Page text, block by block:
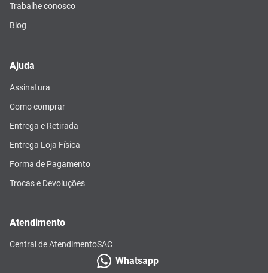
Trabalhe conosco
Blog
Ajuda
Assinatura
Como comprar
Entrega e Retirada
Entrega Loja Física
Forma de Pagamento
Trocas e Devoluções
Atendimento
Central de AtendimentoSAC
Whatsapp